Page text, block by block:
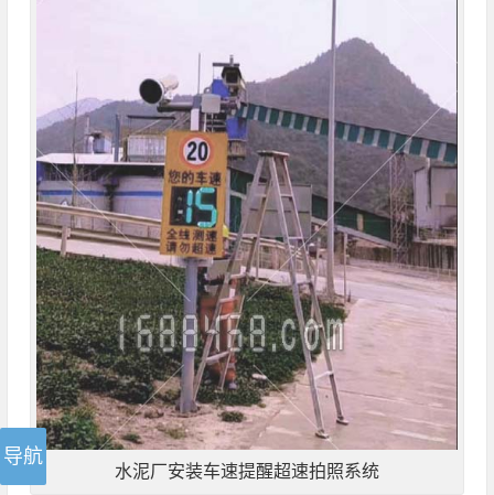
水泥厂安装车速提醒超速拍照系统